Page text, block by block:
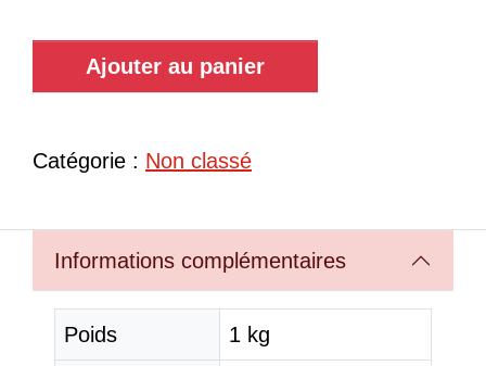
Ajouter au panier
Catégorie : Non classé
Informations complémentaires
Poids 1 kg